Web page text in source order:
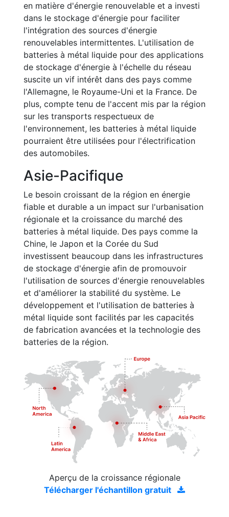
en matière d'énergie renouvelable et a investi
dans le stockage d'énergie pour faciliter
l'intégration des sources d'énergie
renouvelables intermittentes. L'utilisation de
batteries à métal liquide pour des applications
de stockage d'énergie à l'échelle du réseau
suscite un vif intérêt dans des pays comme
l'Allemagne, le Royaume-Uni et la France. De
plus, compte tenu de l'accent mis par la région
sur les transports respectueux de
l'environnement, les batteries à métal liquide
pourraient être utilisées pour l'électrification
des automobiles.
Asie-Pacifique
Le besoin croissant de la région en énergie
fiable et durable a un impact sur l'urbanisation
régionale et la croissance du marché des
batteries à métal liquide. Des pays comme la
Chine, le Japon et la Corée du Sud
investissent beaucoup dans les infrastructures
de stockage d'énergie afin de promouvoir
l'utilisation de sources d'énergie renouvelables
et d'améliorer la stabilité du système. Le
développement et l'utilisation de batteries à
métal liquide sont facilités par les capacités
de fabrication avancées et la technologie des
batteries de la région.
Aperçu de la croissance régionale
Télécharger l'échantillon gratuit